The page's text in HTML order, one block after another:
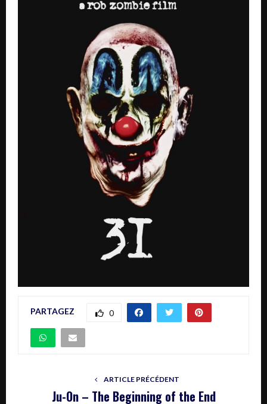
PARTAGEZ 0
ARTICLE PRÉCÉDENT
Ju-On – The Beginning of the End